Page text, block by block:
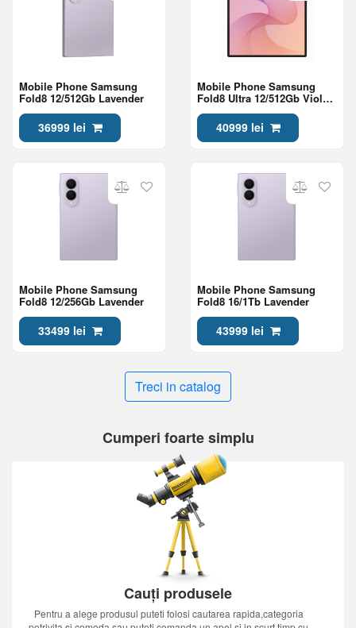
Mobile Phone Samsung
Fold8 12/512Gb Lavender
36999 lei
Mobile Phone Samsung
Fold8 Ultra 12/512Gb Violet
40999 lei
Mobile Phone Samsung
Fold8 12/256Gb Lavender
33499 lei
Mobile Phone Samsung
Fold8 16/1Tb Lavender
43999 lei
Treci in catalog
Cumperi foarte simplu
Cauți produsele
Pentru a alege produsul puteti folosi cautarea rapida,categoria